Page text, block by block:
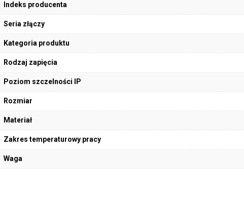
Indeks producenta
Seria złączy
Kategoria produktu
Rodzaj zapięcia
Poziom szczelności IP
Rozmiar
Materiał
Zakres temperaturowy pracy
Waga